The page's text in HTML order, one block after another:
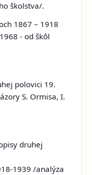
školstva/.
1867 – 1918
- od škôl
polovici 19.
S. Ormisa, I.
druhej
1939 /analýza